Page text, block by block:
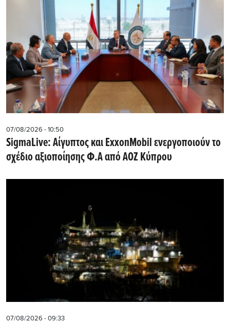
07/08/2026 - 10:50
SigmaLive: Αίγυπτος και ExxonMobil ενεργοποιούν το
σχέδιο αξιοποίησης Φ.Α από ΑΟΖ Κύπρου
07/08/2026 - 09:33